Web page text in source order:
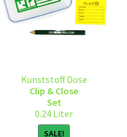
Kunststoff Dose
Clip & Close
Set
0.24 Liter
SALE!